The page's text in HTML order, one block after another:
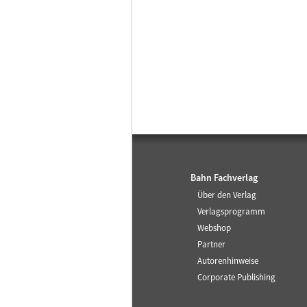
Bahn Fachverlag
Über den Verlag
Verlagsprogramm
Webshop
Partner
Autorenhinweise
Corporate Publishing